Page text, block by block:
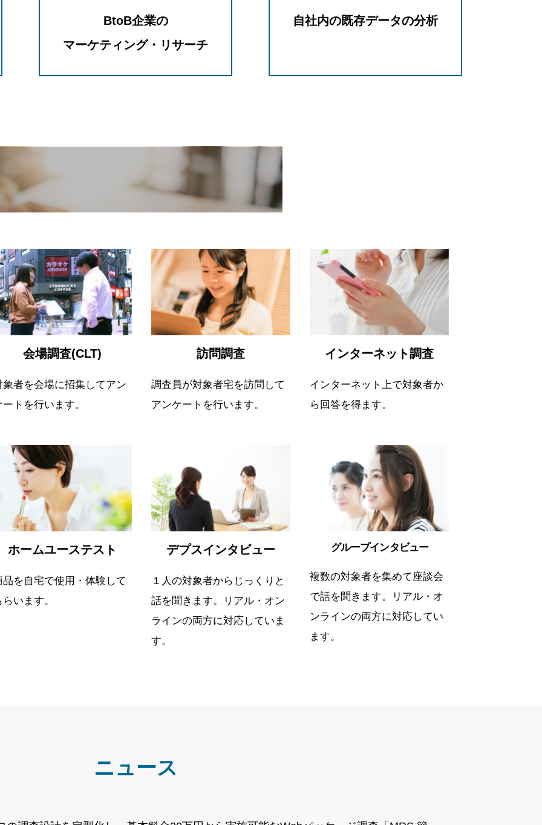
BtoB企業の
マーケティング・リサーチ
自社内の既存データの分析
会場調査(CLT)
象者を会場に招集してアン
ートを行います。
訪問調査
調査員が対象者宅を訪問して
アンケートを行います。
インターネット調査
インターネット上で対象者か
ら回答を得ます。
ホームユーステスト
品を自宅で使用・体験して
らいます。
デプスインタビュー
１人の対象者からじっくりと
話を聞きます。リアル・オン
ラインの両方に対応していま
す。
グループインタビュー
複数の対象者を集めて座談会
で話を聞きます。リアル・オ
ンラインの両方に対応してい
ます。
ニュース